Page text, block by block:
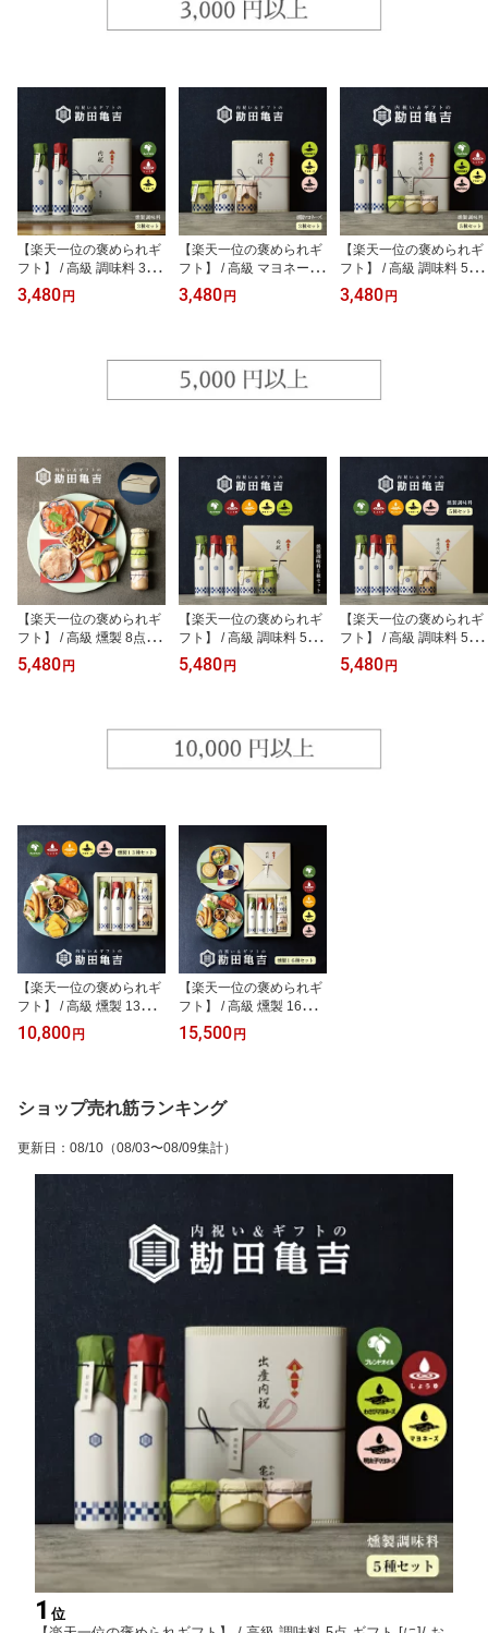
築内祝い 1000円 ギフト
祝い 出産 結婚 お返し 調
味料 新築内祝い 1000円
【楽天一位の褒められギ
フト】 / 高級 調味料 3点
ギフト [は]/ お中元 御中
元 暑中 見舞 残暑 出産内
い 結婚内祝い 結婚祝い
築祝い お礼 3000円 ギフ
3,480円
【楽天一位の褒められギ
フト】 / 高級 マヨネーズ
3点 ギフト [い]/ お中元 御
中元 暑中 見舞 残暑 出産
祝い 結婚内祝い 結婚祝
い 出産 結婚 新築内祝い
新築祝い お礼 3000円 ギ
3,480円
【楽天一位の褒められギ
フト】 / 高級 調味料 5点
ギフト [に]/ お中元 御中
元 暑中 見舞 残暑 出産内
い 結婚内祝い 結婚祝い
築祝い お礼 3000円 ギフ
3,480円
【楽天一位の褒められギ
フト】 / 高級 燻製 8点 ギ
フト 【と】/ お中元 御中
元 暑中 見舞 残暑 出産内
い 結婚内祝い 結婚祝い
築祝い お礼 5000円 ギフ
5,480円
【楽天一位の褒められギ
フト】 / 高級 調味料 5点
ギフト [ろ]/ お中元 御中
元 暑中 見舞 残暑 出産内
い 結婚内祝い 結婚祝い
出産 結婚 新築内祝い 新
築祝い お礼 5000円 ギフ
5,480円
【楽天一位の褒められギ
フト】 / 高級 調味料 5点
ギフト [へ]/ お中元 御中
元 暑中 見舞 残暑 出産内
い 結婚内祝い 結婚祝い
築祝い お礼 5000円 ギフ
5,480円
【楽天一位の褒められギ
フト】 / 高級 燻製 13点
ギフト 【り】/ お中元 御
中元 暑中 見舞 残暑 出産
祝い 結婚内祝い 結婚祝
い 出産 結婚 新築内祝い
ギフトセット おしゃれ
高級感 人気
10,800 円
【楽天一位の褒められギ
フト】 / 高級 燻製 16点
ギフト 【な】/ お中元 御
中元 暑中 見舞 残暑 出産
祝い 結婚内祝い 結婚祝
い 出産 結婚 新築内祝い
ギフトセット おしゃれ
高級感 人気
15,500 円
ショップ売れ筋ランキング
更新日 ： 08/10 （08/03〜08/09集計）
1 位